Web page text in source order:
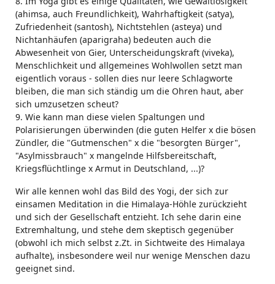
(ahimsa, auch Freundlichkeit), Wahrhaftigkeit (satya),
Zufriedenheit (santosh), Nichtstehlen (asteya) und
Nichtanhäufen (aparigraha) bedeuten auch die
Abwesenheit von Gier, Unterscheidungskraft (viveka),
Menschlichkeit und allgemeines Wohlwollen setzt man
eigentlich voraus - sollen dies nur leere Schlagworte
bleiben, die man sich ständig um die Ohren haut, aber
sich umzusetzen scheut?
9. Wie kann man diese vielen Spaltungen und
Polarisierungen überwinden (die guten Helfer x die bösen
Zündler, die "Gutmenschen" x die "besorgten Bürger",
"Asylmissbrauch" x mangelnde Hilfsbereitschaft,
Kriegsflüchtlinge x Armut in Deutschland, ...)?
Wir alle kennen wohl das Bild des Yogi, der sich zur
einsamen Meditation in die Himalaya-Höhle zurückzieht
und sich der Gesellschaft entzieht. Ich sehe darin eine
Extremhaltung, und stehe dem skeptisch gegenüber
(obwohl ich mich selbst z.Zt. in Sichtweite des Himalaya
aufhalte), insbesondere weil nur wenige Menschen dazu
geeignet sind.